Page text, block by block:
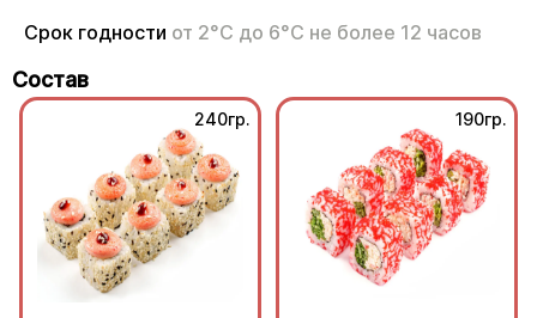
Срок годности от 2°С до 6°С не более 12 часов
Состав
240гр. 190гр.